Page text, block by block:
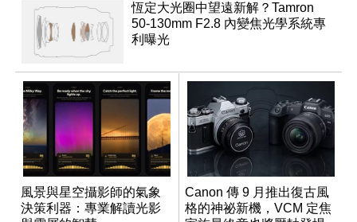
恆定大光圈中望遠新解？Tamron
50-130mm F2.8 內變焦光學系統專
利曝光
風景與星空攝影師的氣象
決策利器：專業解讀光影
Canon 傳 9 月推出復古風
格的神祕新機，VCM 定焦